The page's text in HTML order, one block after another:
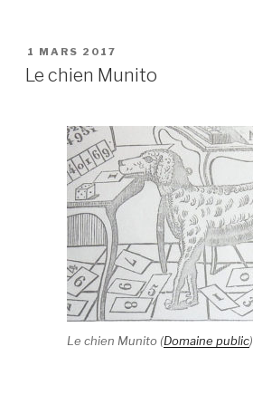
PUBLIÉ
LE
1 MARS 2017
Le chien Munito
Le chien Munito (Domaine public)